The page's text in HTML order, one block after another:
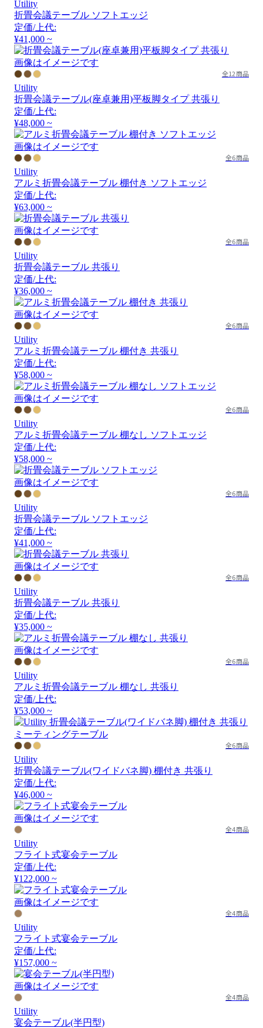
Utility
折畳会議テーブル ソフトエッジ
定価/上代:
¥41,000 ~
画像はイメージです
全12商品
Utility
折畳会議テーブル(座卓兼用)平板脚タイプ 共張り
定価/上代:
¥48,000 ~
画像はイメージです
全6商品
Utility
アルミ折畳会議テーブル 棚付き ソフトエッジ
定価/上代:
¥63,000 ~
画像はイメージです
全6商品
Utility
折畳会議テーブル 共張り
定価/上代:
¥36,000 ~
画像はイメージです
全6商品
Utility
アルミ折畳会議テーブル 棚付き 共張り
定価/上代:
¥58,000 ~
画像はイメージです
全6商品
Utility
アルミ折畳会議テーブル 棚なし ソフトエッジ
定価/上代:
¥58,000 ~
画像はイメージです
全6商品
Utility
折畳会議テーブル ソフトエッジ
定価/上代:
¥41,000 ~
画像はイメージです
全6商品
Utility
折畳会議テーブル 共張り
定価/上代:
¥35,000 ~
画像はイメージです
全6商品
Utility
アルミ折畳会議テーブル 棚なし 共張り
定価/上代:
¥53,000 ~
全6商品
Utility
折畳会議テーブル(ワイドバネ脚) 棚付き 共張り
定価/上代:
¥46,000 ~
画像はイメージです
全4商品
Utility
フライト式宴会テーブル
定価/上代:
¥122,000 ~
画像はイメージです
全4商品
Utility
フライト式宴会テーブル
定価/上代:
¥157,000 ~
画像はイメージです
全4商品
Utility
宴会テーブル(半円型)